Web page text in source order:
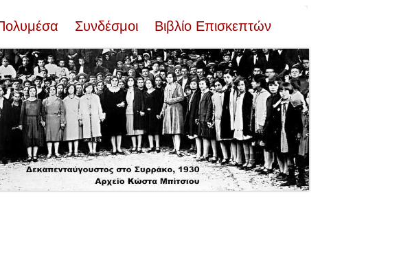
Συνδέσμοι Βιβλίο Επισκεπτών